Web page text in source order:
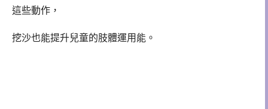
這些動作，
挖沙也能提升兒童的肢體運用能。